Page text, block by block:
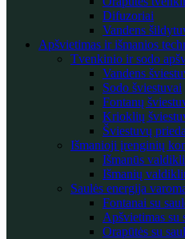
Difuzoriai
Vandens
Apšvietimas ir išmanios
Tvenkinio ir sodo
Vandens
Sodo šviestuvai
Fontanų
Krioklių
Šviestuvų
Išmanioji įrenginių
Išmanūs
Išmanių
Saulės energija
Fontanai su
Apšvietimas su
Orapūtės su